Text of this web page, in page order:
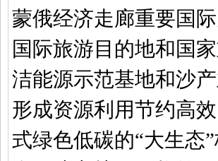
蒙俄经济走廊重要国
国际旅游目的地和国
洁能源示范基地和沙
形成资源利用节约高
式绿色低碳的“大生态”